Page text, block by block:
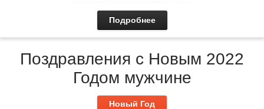
Подробнее
Поздравления с Новым 2022
Годом мужчине
Новый Год